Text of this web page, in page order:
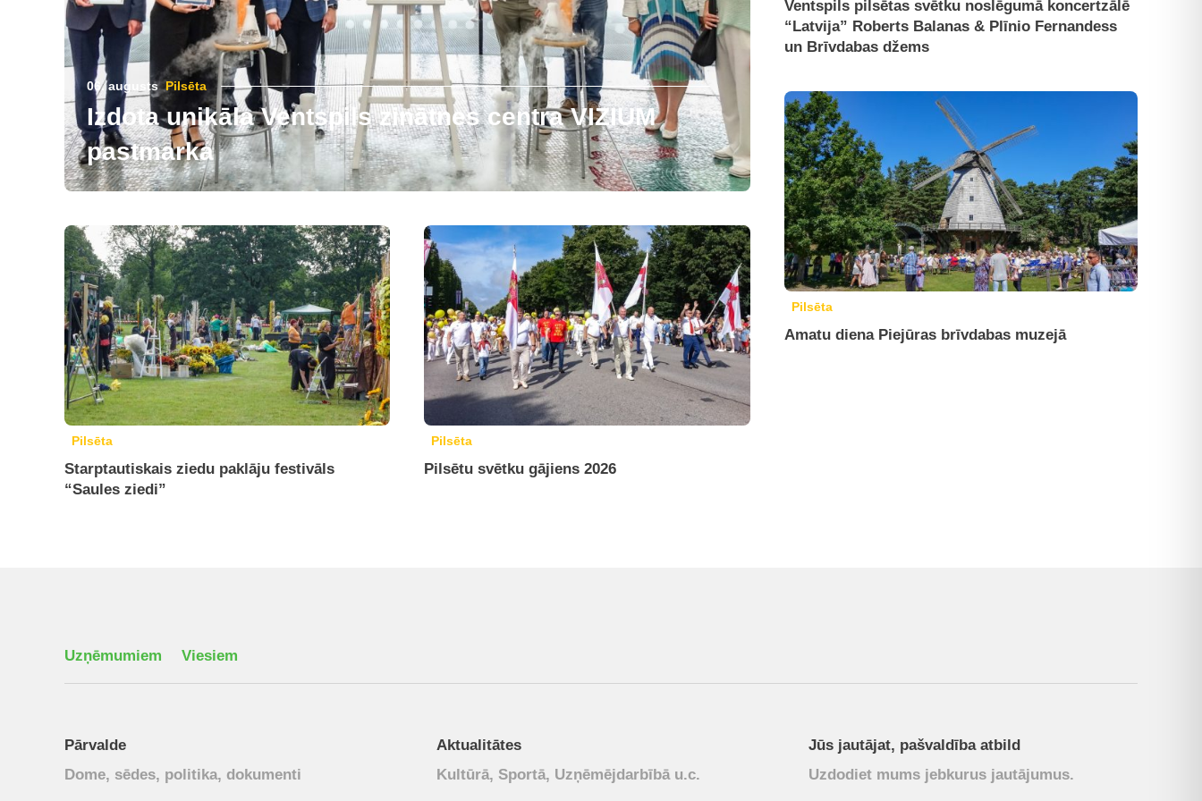
06. augusts Pilsēta
Izdota unikāla Ventspils zinātnes centra VIZIUM
pastmarka
Pilsēta
Starptautiskais ziedu paklāju festivāls
“Saules ziedi”
Pilsēta
Pilsētu svētku gājiens 2026
Ventspils pilsētas svētku noslēgumā koncertzālē
“Latvija” Roberts Balanas & Plīnio Fernandess
un Brīvdabas džems
Pilsēta
Amatu diena Piejūras brīvdabas muzejā
Uzņēmumiem Viesiem
Pārvalde
Dome, sēdes, politika, dokumenti
Aktualitātes
Kultūrā, Sportā, Uzņēmējdarbībā u.c.
Jūs jautājat, pašvaldība atbild
Uzdodiet mums jebkurus jautājumus.